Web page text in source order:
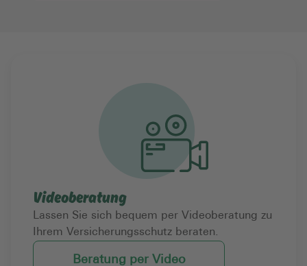
Videoberatung
Lassen Sie sich bequem per Videoberatung zu
Ihrem Versicherungsschutz beraten.
Beratung per Video